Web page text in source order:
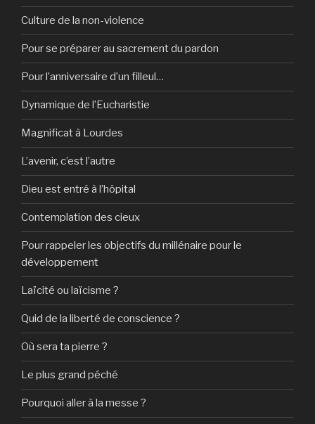
Culture de la non-violence
Pour se préparer au sacrement du pardon
Pour l’anniversaire d’un filleul…
Dynamique de l’Eucharistie
Magnificat à Lourdes
L’avenir, c’est l’autre
Dieu est entré à l’hôpital
Contemplation des cieux
Pour rappeler les objectifs du millénaire pour le
développement
Laïcité ou laïcisme ?
Quid de la liberté de conscience ?
Où sera ta pierre ?
Le plus grand péché
Pourquoi aller à la messe ?